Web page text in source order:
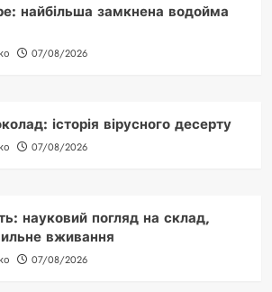
найбільша замкнена водойма
07/08/2026
історія вірусного десерту
07/08/2026
науковий погляд на склад,
вживання
07/08/2026